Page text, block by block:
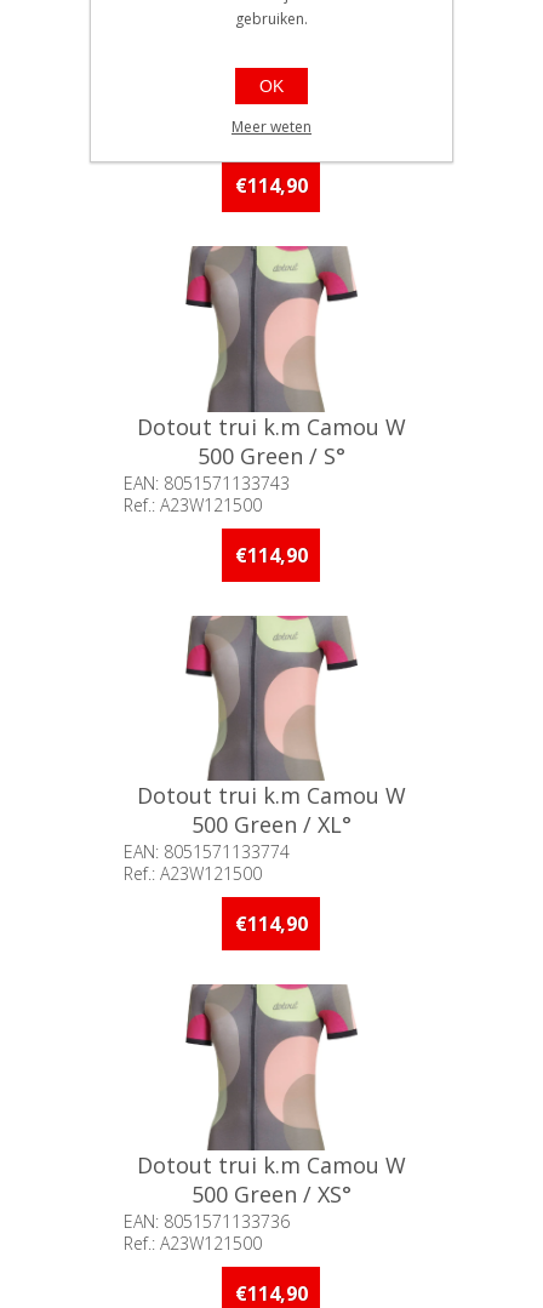
500 Green / M°
Ref.: A23W121500
Beschikbaarheid:: 5 stuks of
meer op voorraad
€114,90
Dotout trui k.m Camou W
500 Green / S°
EAN: 8051571133743
Ref.: A23W121500
Beschikbaarheid:: 5 stuks of
meer op voorraad
€114,90
Dotout trui k.m Camou W
500 Green / XL°
EAN: 8051571133774
Ref.: A23W121500
Beschikbaarheid:: Minder dan 5
stuks op voorraad
€114,90
Dotout trui k.m Camou W
500 Green / XS°
EAN: 8051571133736
Ref.: A23W121500
Beschikbaarheid:: Minder dan 5
stuks op voorraad
€114,90
gebruiken.
OK
Meer weten